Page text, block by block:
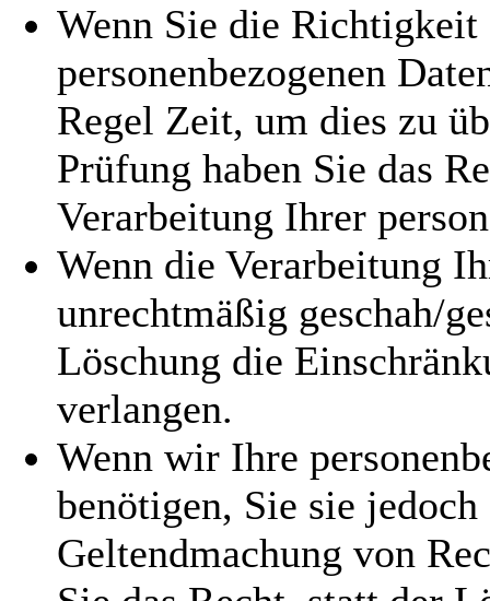
Wenn Sie die Richtigkeit
personenbezogenen
Regel Zeit, um dies zu
Prüfung haben Sie das
Verarbeitung Ihrer
Wenn die Verarbeitung
unrechtmäßig geschah/
Löschung die
verlangen.
Wenn wir Ihre
benötigen, Sie sie
Geltendmachung von